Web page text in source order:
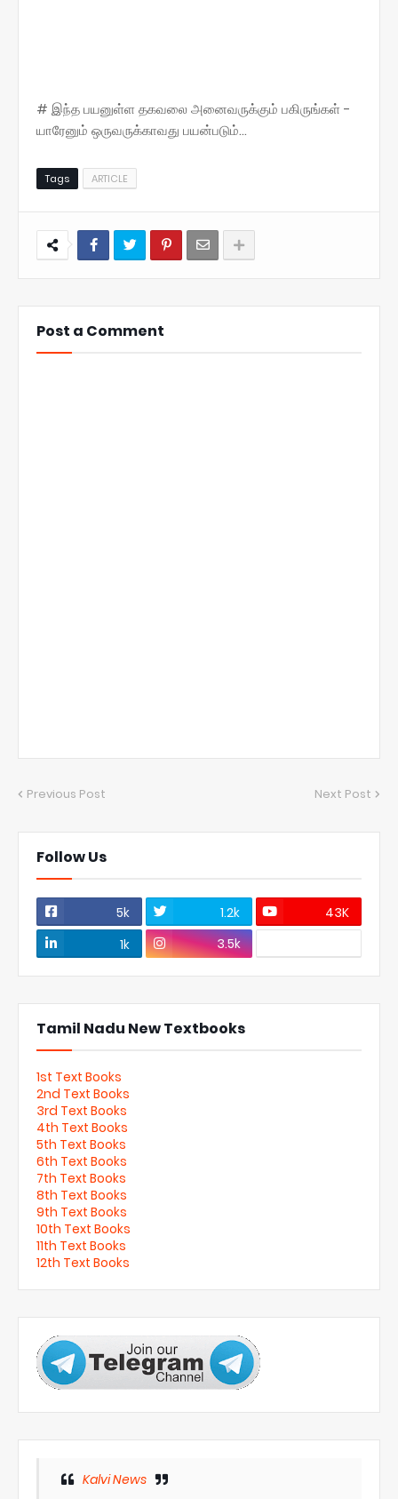
# இந்த பயனுள்ள தகவலை அனைவருக்கும் பகிருங்கள் -
யாரேனும் ஒருவருக்காவது பயன்படும்...
Tags ARTICLE
Post a Comment
Previous Post Next Post
Follow Us
5k 1.2k
43K
1k
3.5k
Tamil Nadu New Textbooks
1st Text Books
2nd Text Books
3rd Text Books
4th Text Books
5th Text Books
6th Text Books
7th Text Books
8th Text Books
9th Text Books
10th Text Books
11th Text Books
12th Text Books
Kalvi News